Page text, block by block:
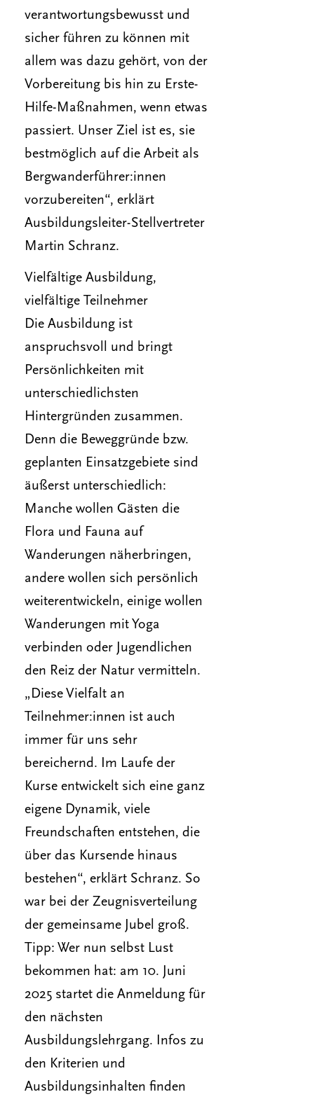
verantwortungsbewusst und
sicher führen zu können mit
allem was dazu gehört, von der
Vorbereitung bis hin zu Erste-
Hilfe-Maßnahmen, wenn etwas
passiert. Unser Ziel ist es, sie
bestmöglich auf die Arbeit als
Bergwanderführer:innen
vorzubereiten“, erklärt
Ausbildungsleiter-Stellvertreter
Martin Schranz.
Vielfältige Ausbildung,
vielfältige Teilnehmer
Die Ausbildung ist
anspruchsvoll und bringt
Persönlichkeiten mit
unterschiedlichsten
Hintergründen zusammen.
Denn die Beweggründe bzw.
geplanten Einsatzgebiete sind
äußerst unterschiedlich:
Manche wollen Gästen die
Flora und Fauna auf
Wanderungen näherbringen,
andere wollen sich persönlich
weiterentwickeln, einige wollen
Wanderungen mit Yoga
verbinden oder Jugendlichen
den Reiz der Natur vermitteln.
„Diese Vielfalt an
Teilnehmer:innen ist auch
immer für uns sehr
bereichernd. Im Laufe der
Kurse entwickelt sich eine ganz
eigene Dynamik, viele
Freundschaften entstehen, die
über das Kursende hinaus
bestehen“, erklärt Schranz. So
war bei der Zeugnisverteilung
der gemeinsame Jubel groß.
Tipp: Wer nun selbst Lust
bekommen hat: am 10. Juni
2025 startet die Anmeldung für
den nächsten
Ausbildungslehrgang. Infos zu
den Kriterien und
Ausbildungsinhalten finden